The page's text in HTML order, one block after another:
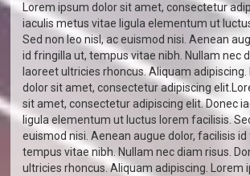
Lorem ipsum dolor sit amet, consectetur
iaculis metus vitae ligula elementum ut
Sed non leo nisl, ac euismod nisi. Aenean
id fringilla ut, tempus vitae nibh. Nullam nec
laoreet ultricies rhoncus. Aliquam
dolor sit amet, consectetur adipiscing
sit amet, consectetur adipiscing elit. Donec
ligula elementum ut luctus lorem facilisis.
euismod nisi. Aenean augue dolor, facilisis
tempus vitae nibh. Nullam nec diam risus.
ultricies rhoncus. Aliquam adipiscing. Lorem